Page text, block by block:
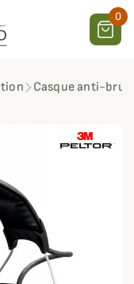
0
Casque anti-